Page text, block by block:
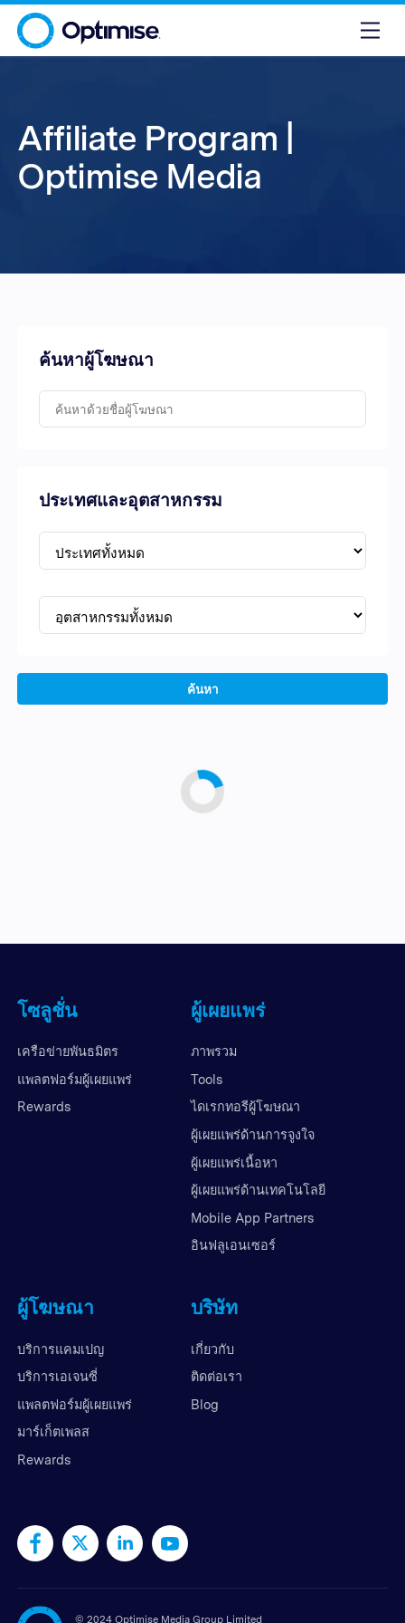
Affiliate Program |
Optimise Media
ค้นหาผู้โฆษณา
ประเทศและอุตสาหกรรม
ค้นหา
โซลูชั่น
เครือข่ายพันธมิตร
แพลตฟอร์มผู้เผยแพร่
Rewards
ผู้เผยแพร่
ภาพรวม
Tools
ไดเรกทอรีผู้โฆษณา
ผู้เผยแพร่ด้านการจูงใจ
ผู้เผยแพร่เนื้อหา
ผู้เผยแพร่ด้านเทคโนโลยี
Mobile App Partners
อินฟลูเอนเซอร์
ผู้โฆษณา
บริการแคมเปญ
บริการเอเจนซี่
แพลตฟอร์มผู้เผยแพร่
มาร์เก็ตเพลส
Rewards
บริษัท
เกี่ยวกับ
ติดต่อเรา
Blog
© 2024 Optimise Media Group Limited